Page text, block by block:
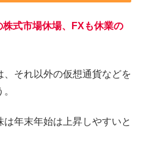
式市場休場、FXも休業の
それ以外の仮想通貨などを
年末年始は上昇しやすいと